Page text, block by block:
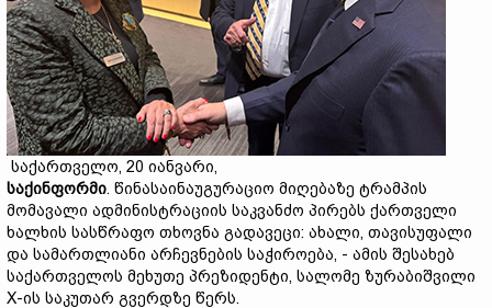
საქართველო, 20 იანვარი,
საქინფორმი. წინასაინაუგურაციო მიღებაზე ტრამპის
მომავალი ადმინისტრაციის საკვანძო პირებს ქართველი
ხალხის სასწრაფო თხოვნა გადავეცი: ახალი, თავისუფალი
და სამართლიანი არჩევნების საჭიროება, - ამის შესახებ
საქართველოს მეხუთე პრეზიდენტი, სალომე ზურაბიშვილი
X-ის საკუთარ გვერდზე წერს.